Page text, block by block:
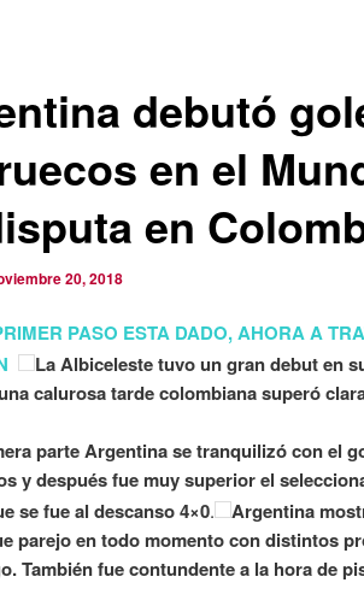
debutó
en el
en
20, 2018
PASO ESTA DADO, AHORA A
La Albiceleste tuvo un gran debut en
calurosa tarde colombiana superó
parte Argentina se tranquilizó con el
y después fue muy superior el
se fue al descanso 4×0.
Argentina
parejo en todo momento con distintos
También fue contundente a la hora de